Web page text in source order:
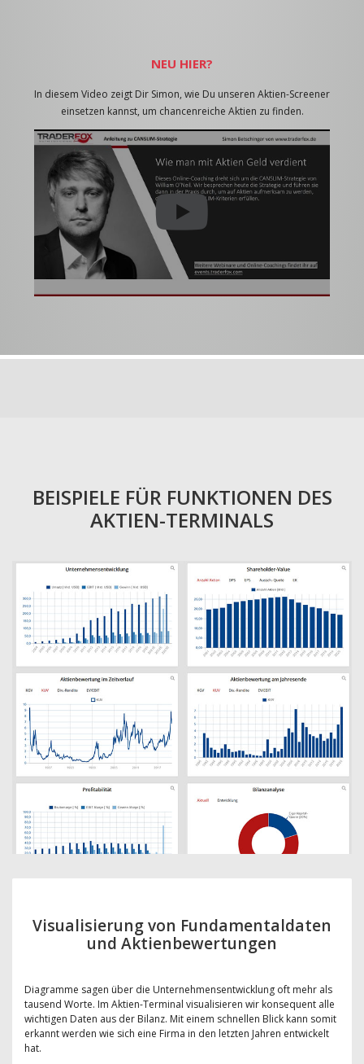
NEU HIER?
In diesem Video zeigt Dir Simon, wie Du unseren Aktien-Screener
einsetzen kannst, um chancenreiche Aktien zu finden.
BEISPIELE FÜR FUNKTIONEN DES
AKTIEN-TERMINALS
Visualisierung von Fundamentaldaten
und Aktienbewertungen
Diagramme sagen über die Unternehmensentwicklung oft mehr als
tausend Worte. Im Aktien-Terminal visualisieren wir konsequent alle
wichtigen Daten aus der Bilanz. Mit einem schnellen Blick kann somit
erkannt werden wie sich eine Firma in den letzten Jahren entwickelt
hat.